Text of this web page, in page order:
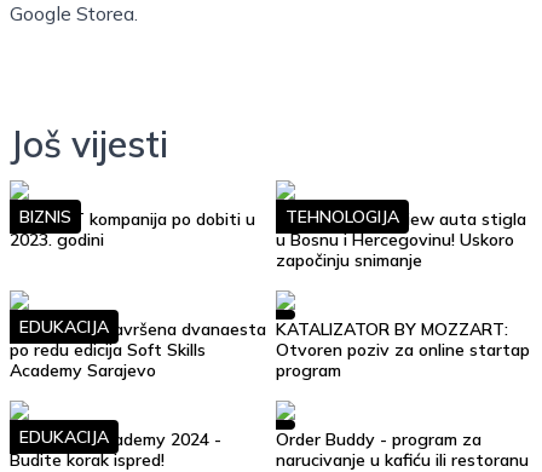
Google Storea.
Još vijesti
Top 10 IT kompanija po dobiti u
2023. godini
BIZNIS
Google Street View auta stigla
u Bosnu i Hercegovinu! Uskoro
započinju snimanje
TEHNOLOGIJA
Uspješno je završena dvanaesta
po redu edicija Soft Skills
Academy Sarajevo
EDUKACIJA
KATALIZATOR BY MOZZART:
Otvoren poziv za online startap
program
Soft Skills Academy 2024 -
Budite korak ispred!
EDUKACIJA
Order Buddy - program za
narucivanje u kafiću ili restoranu